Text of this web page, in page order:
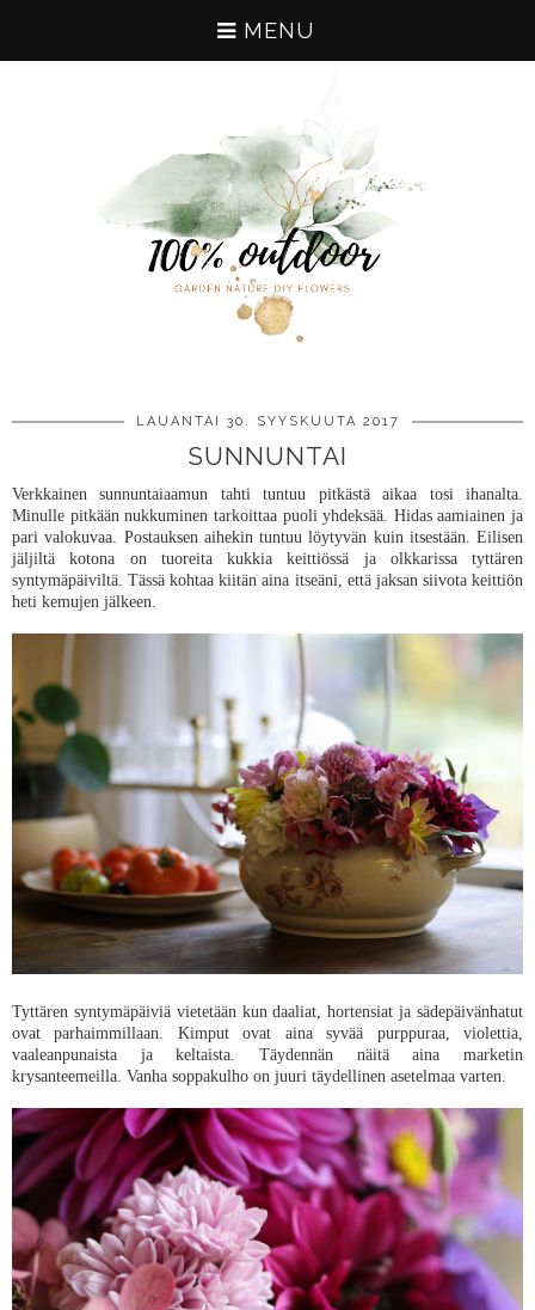
MENU
LAUANTAI 30. SYYSKUUTA 2017
SUNNUNTAI
Verkkainen sunnuntaiaamun tahti tuntuu pitkästä aikaa tosi ihanalta.
Minulle pitkään nukkuminen tarkoittaa puoli yhdeksää. Hidas aamiainen ja
pari valokuvaa. Postauksen aihekin tuntuu löytyvän kuin itsestään. Eilisen
jäljiltä kotona on tuoreita kukkia keittiössä ja olkkarissa tyttären
syntymäpäiviltä. Tässä kohtaa kiitän aina itseäni, että jaksan siivota keittiön
heti kemujen jälkeen.
Tyttären syntymäpäiviä vietetään kun daaliat, hortensiat ja sädepäivänhatut
ovat parhaimmillaan. Kimput ovat aina syvää purppuraa, violettia,
vaaleanpunaista ja keltaista. Täydennän näitä aina marketin
krysanteemeilla. Vanha soppakulho on juuri täydellinen asetelmaa varten.